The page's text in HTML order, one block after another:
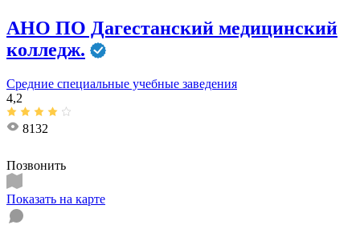
АНО ПО Дагестанский медицинский
колледж.
Средние специальные учебные заведения
4,2
8132
Позвонить
Показать на карте